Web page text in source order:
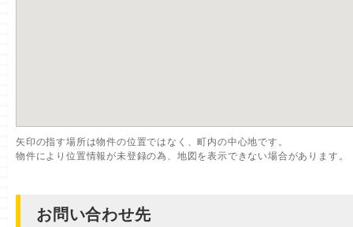
矢印の指す場所は物件の位置ではなく、町内の中心地です。
物件により位置情報が未登録の為、地図を表示できない場合があります。
お問い合わせ先